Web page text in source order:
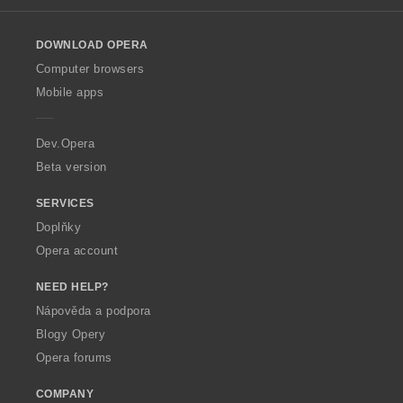
w
O
p
a
DOWNLOAD OPERA
Computer browsers
Mobile apps
Dev.Opera
Beta version
SERVICES
Doplňky
Opera account
NEED HELP?
Nápověda a podpora
Blogy Opery
Opera forums
COMPANY